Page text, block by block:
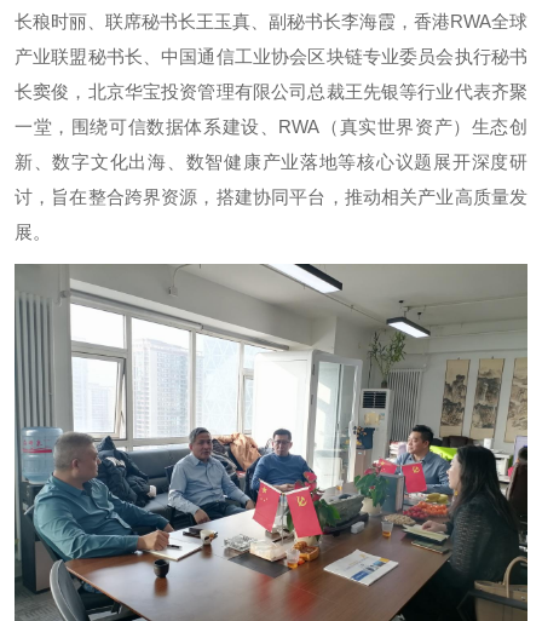
长稂时丽、联席秘书长王玉真、副秘书长李海霞，香港RWA全球
产业联盟秘书长、中国通信工业协会区块链专业委员会执行秘书
长窦俊，北京华宝投资管理有限公司总裁王先银等行业代表齐聚
一堂，围绕可信数据体系建设、RWA（真实世界资产）生态创
新、数字文化出海、数智健康产业落地等核心议题展开深度研
讨，旨在整合跨界资源，搭建协同平台，推动相关产业高质量发
展。